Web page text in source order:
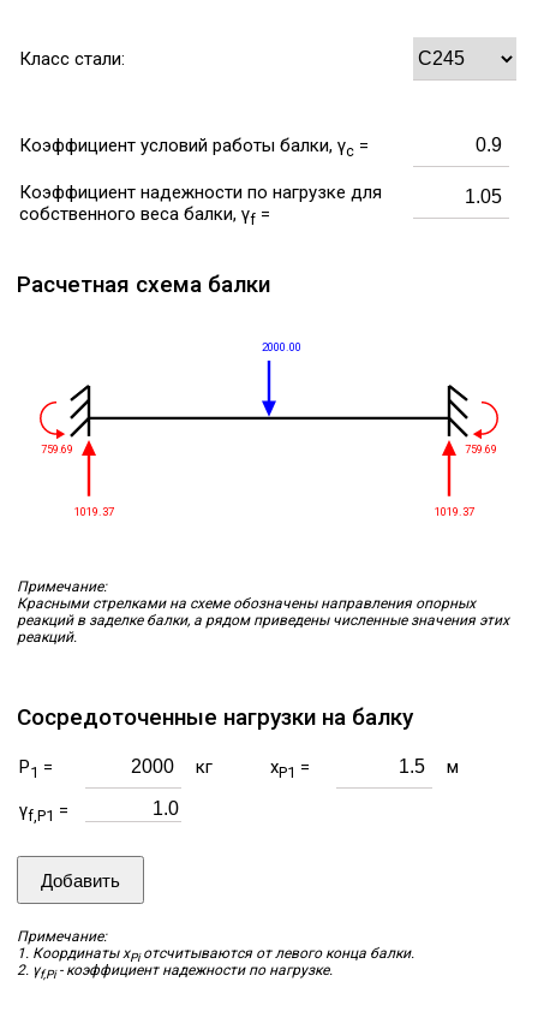
Класс стали:
Коэффициент условий работы балки, γc =
Коэффициент надежности по нагрузке для
собственного веса балки, γf =
Расчетная схема балки
2000.00
1019.37 1019.37
759.69 759.69
Примечание:
Красными стрелками на схеме обозначены направления опорных
реакций в заделке балки, а рядом приведены численные значения этих
реакций.
Сосредоточенные нагрузки на балку
P1 = кг xP1 =
м
γf,P1 =
Добавить
Примечание:
1. Координаты xPiотсчитываются от левого конца балки.
2. γf,Pi- коэффициент надежности по нагрузке.